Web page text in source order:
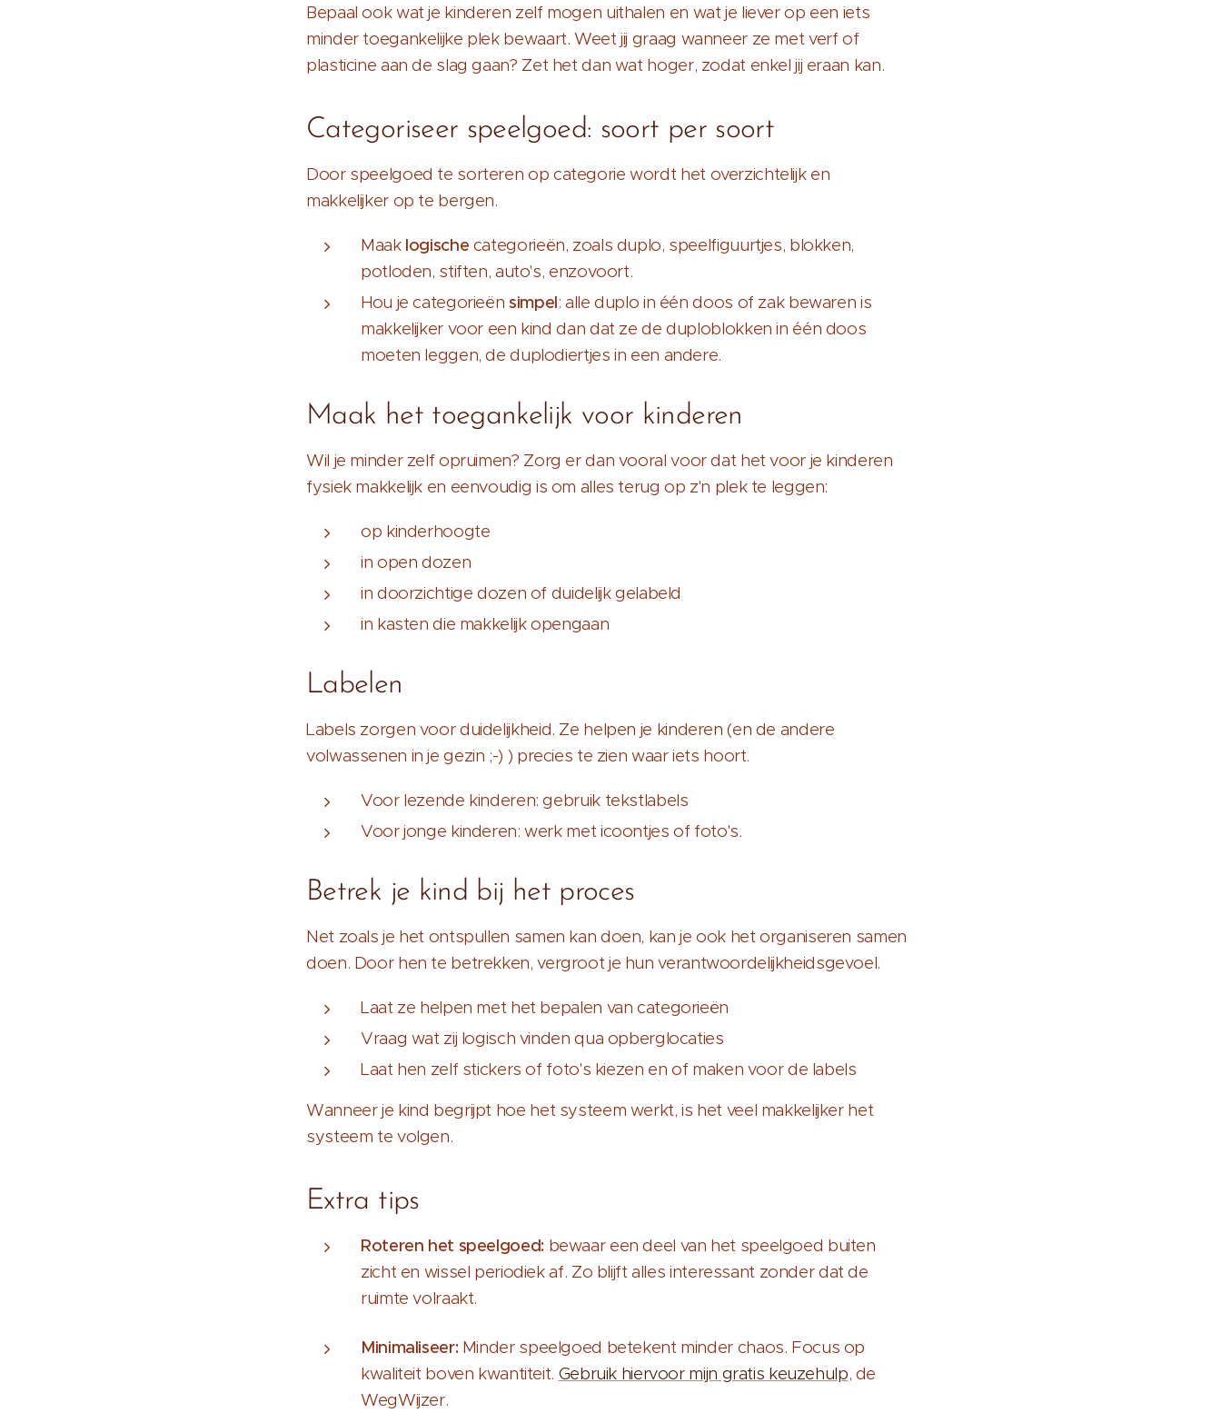
Bepaal ook wat je kinderen zelf mogen uithalen en wat je liever op een iets
minder toegankelijke plek bewaart. Weet jij graag wanneer ze met verf of
plasticine aan de slag gaan? Zet het dan wat hoger, zodat enkel jij eraan kan.
Categoriseer speelgoed: soort per soort
Door speelgoed te sorteren op categorie wordt het overzichtelijk en
makkelijker op te bergen.
Maak logische categorieën, zoals duplo, speelfiguurtjes, blokken,
potloden, stiften, auto's, enzovoort.
Hou je categorieën simpel: alle duplo in één doos of zak bewaren is
makkelijker voor een kind dan dat ze de duploblokken in één doos
moeten leggen, de duplodiertjes in een andere.
Maak het toegankelijk voor kinderen
Wil je minder zelf opruimen? Zorg er dan vooral voor dat het voor je kinderen
fysiek makkelijk en eenvoudig is om alles terug op z'n plek te leggen:
op kinderhoogte
in open dozen
in doorzichtige dozen of duidelijk gelabeld
in kasten die makkelijk opengaan
Labelen
Labels zorgen voor duidelijkheid. Ze helpen je kinderen (en de andere
volwassenen in je gezin ;-) ) precies te zien waar iets hoort.
Voor lezende kinderen: gebruik tekstlabels
Voor jonge kinderen: werk met icoontjes of foto's.
Betrek je kind bij het proces
Net zoals je het ontspullen samen kan doen, kan je ook het organiseren samen
doen. Door hen te betrekken, vergroot je hun verantwoordelijkheidsgevoel.
Laat ze helpen met het bepalen van categorieën
Vraag wat zij logisch vinden qua opberglocaties
Laat hen zelf stickers of foto's kiezen en of maken voor de labels
Wanneer je kind begrijpt hoe het systeem werkt, is het veel makkelijker het
systeem te volgen.
Extra tips
Roteren het speelgoed:bewaar een deel van het speelgoed buiten
zicht en wissel periodiek af. Zo blijft alles interessant zonder dat de
ruimte volraakt.
Minimaliseer:Minder speelgoed betekent minder chaos. Focus op
kwaliteit boven kwantiteit. Gebruik hiervoor mijn gratis keuzehulp, de
WegWijzer.